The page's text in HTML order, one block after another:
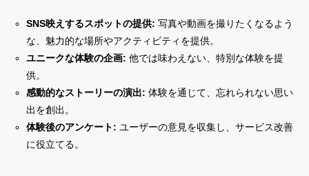
SNS映えするスポットの提供: 写真や動画を撮りたくなるよう
な、魅力的な場所やアクティビティを提供。
ユニークな体験の企画: 他では味わえない、特別な体験を提
供。
感動的なストーリーの演出: 体験を通じて、忘れられない思い
出を創出。
体験後のアンケート: ユーザーの意見を収集し、サービス改善
に役立てる。